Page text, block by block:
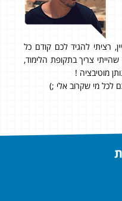
רציתי להגיד לכם קודם כל
צריך בתקופת הלימוד,
מוטיבציה !
לכל מי שקרוב אלי ;)